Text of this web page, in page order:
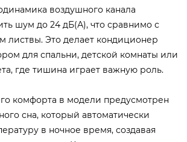
воздушного канала
шум до 24 дБ(А), что сравнимо с
листвы. Это делает кондиционер
для спальни, детской комнаты или
где тишина играет важную роль.
комфорта в модели предусмотрен
сна, который автоматически
в ночное время, создавая